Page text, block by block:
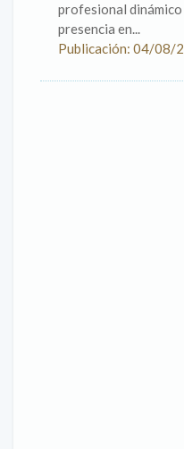
profesional
presencia en...
Publicación: 04/08/